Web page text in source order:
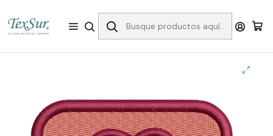
Bordado Matrices
Invierno
#6 matriz me gusta 755 x 62 mm